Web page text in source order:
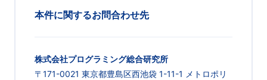
本件に関するお問合わせ先
株式会社プログラミング総合研究所
〒171-0021 東京都豊島区西池袋 1-11-1 メトロポリ